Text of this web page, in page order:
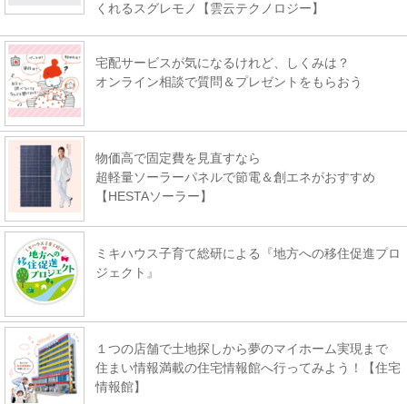
くれるスグレモノ【雲云テクノロジー】
宅配サービスが気になるけれど、しくみは？
オンライン相談で質問＆プレゼントをもらおう
物価高で固定費を見直すなら
超軽量ソーラーパネルで節電＆創エネがおすすめ
【HESTAソーラー】
ミキハウス子育て総研による『地方への移住促進プロ
ジェクト』
１つの店舗で土地探しから夢のマイホーム実現まで
住まい情報満載の住宅情報館へ行ってみよう！【住宅
情報館】